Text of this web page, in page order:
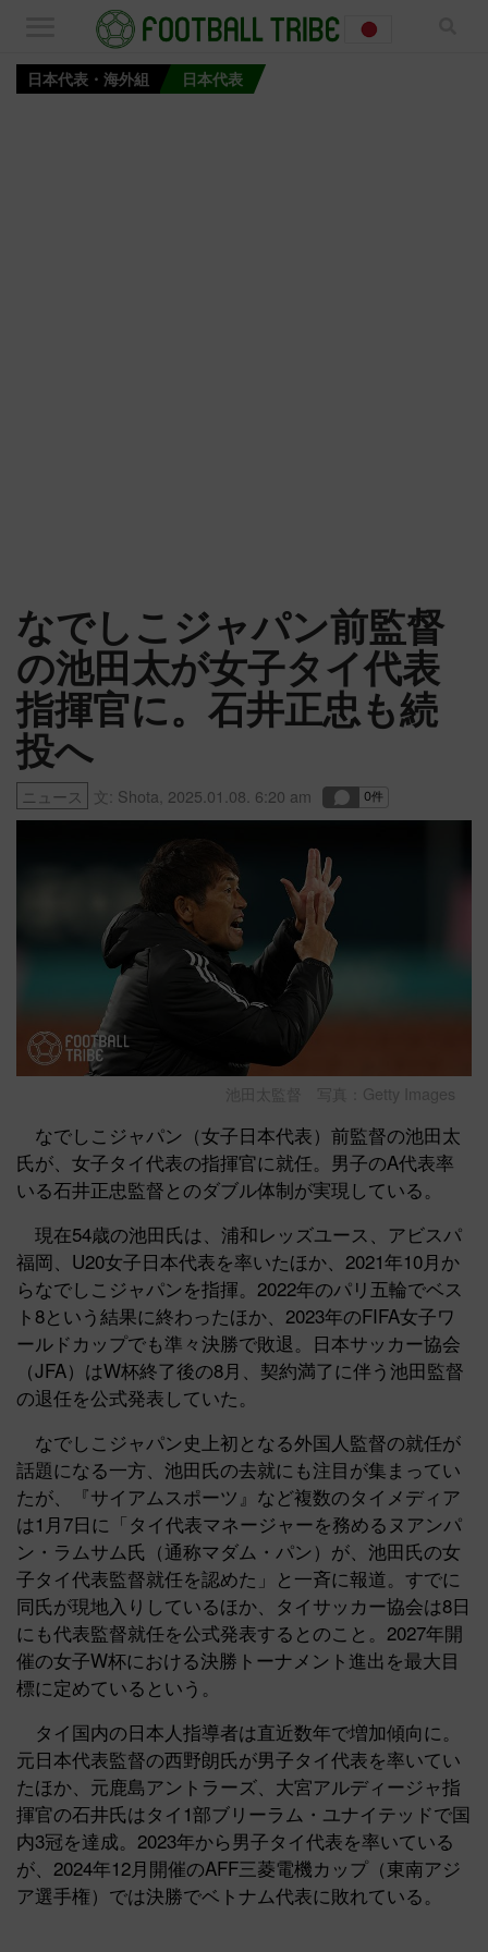
日本代表・海外組 日本代表
なでしこジャパン前監督
の池田太が女子タイ代表
指揮官に。石井正忠も続
投へ
ニュース 文: Shota 2025.01.08. 6:20 am
池田太監督 写真：Getty Images
なでしこジャパン（女子日本代表）前監督の池田太
氏が、女子タイ代表の指揮官に就任。男子のA代表率
いる石井正忠監督とのダブル体制が実現している。
現在54歳の池田氏は、浦和レッズユース、アビスパ
福岡、U20女子日本代表を率いたほか、2021年10月か
らなでしこジャパンを指揮。2022年のパリ五輪でベス
ト8という結果に終わったほか、2023年のFIFA女子ワ
ールドカップでも準々決勝で敗退。日本サッカー協会
（JFA）はW杯終了後の8月、契約満了に伴う池田監督
の退任を公式発表していた。
なでしこジャパン史上初となる外国人監督の就任が
話題になる一方、池田氏の去就にも注目が集まってい
たが、『サイアムスポーツ』など複数のタイメディア
は1月7日に「タイ代表マネージャーを務めるヌアンパ
ン・ラムサム氏（通称マダム・パン）が、池田氏の女
子タイ代表監督就任を認めた」と一斉に報道。すでに
同氏が現地入りしているほか、タイサッカー協会は8日
にも代表監督就任を公式発表するとのこと。2027年開
催の女子W杯における決勝トーナメント進出を最大目
標に定めているという。
タイ国内の日本人指導者は直近数年で増加傾向に。
元日本代表監督の西野朗氏が男子タイ代表を率いてい
たほか、元鹿島アントラーズ、大宮アルディージャ指
揮官の石井氏はタイ1部ブリーラム・ユナイテッドで国
内3冠を達成。2023年から男子タイ代表を率いている
が、2024年12月開催のAFF三菱電機カップ（東南アジ
ア選手権）では決勝でベトナム代表に敗れている。